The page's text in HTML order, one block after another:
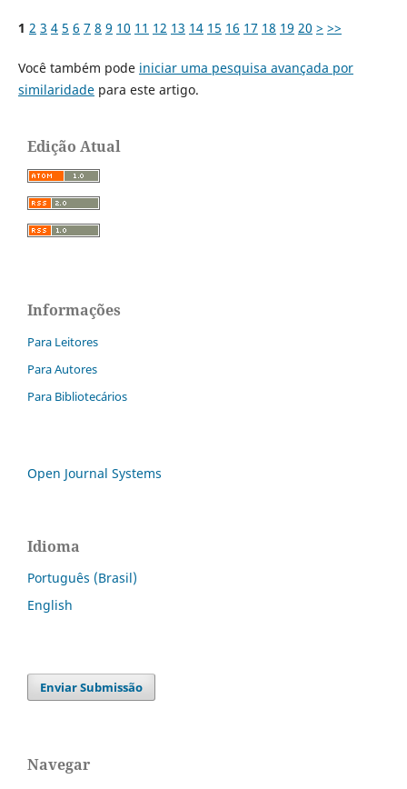
1 2 3 4 5 6 7 8 9 10 11 12 13 14 15 16 17 18 19 20 > >>
Você também pode iniciar uma pesquisa avançada por
similaridadepara este artigo.
Edição Atual
Informações
Para Leitores
Para Autores
Para Bibliotecários
Open Journal Systems
Idioma
Português (Brasil)
English
Enviar Submissão
Navegar